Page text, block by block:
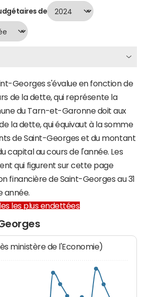
de
Georges s'évalue en fonction de
de la dette, qui représente la
du Tarn-et-Garonne doit aux
la dette, qui équivaut à la somme
de Saint-Georges et du montant
capital au cours de l'année. Les
qui figurent sur cette page
financière de Saint-Georges au 31
année.
les plus endettées
ministère de l'Economie)